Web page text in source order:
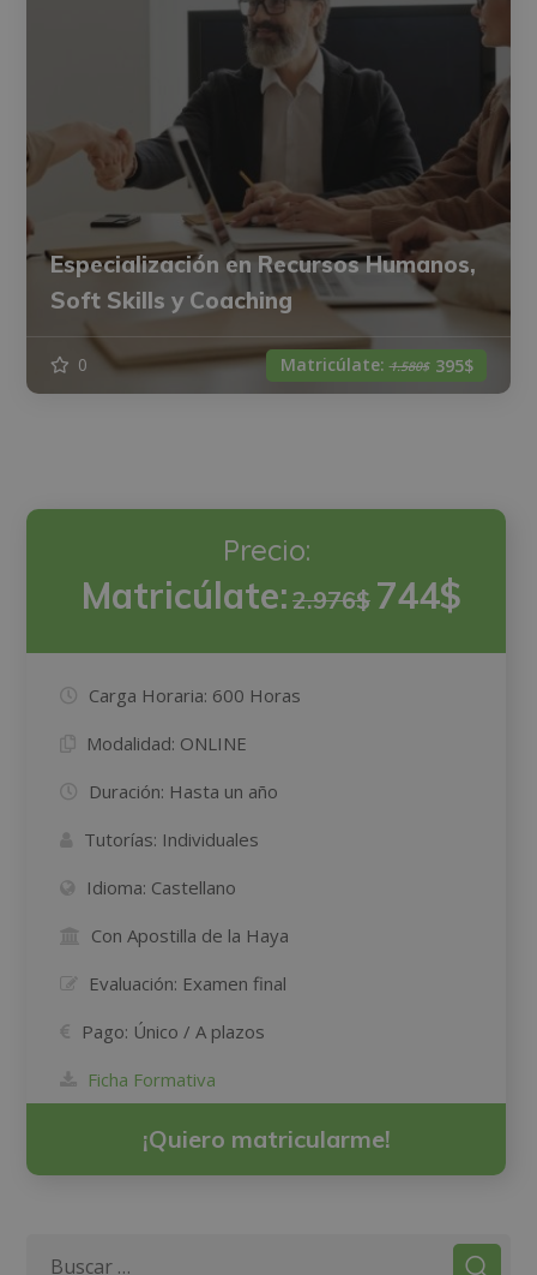
Especialización en Recursos Humanos,
Soft Skills y Coaching
0 Matricúlate:1.580$ 395$
Precio:
Matricúlate:2.976$ 744$
Carga Horaria: 600 Horas
Modalidad: ONLINE
Duración: Hasta un año
Tutorías: Individuales
Idioma: Castellano
Con Apostilla de la Haya
Evaluación: Examen final
Pago: Único / A plazos
Ficha Formativa
¡Quiero matricularme!